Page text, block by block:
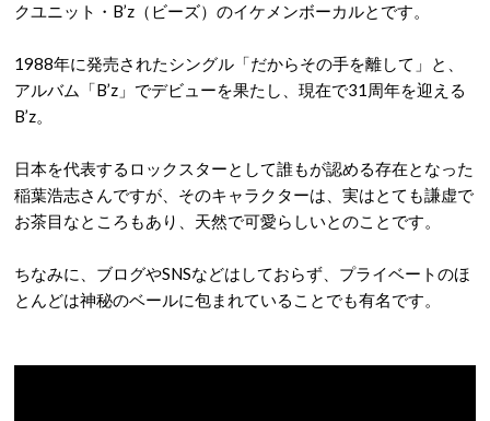
クユニット・B’z（ビーズ）のイケメンボーカルとです。
1988年に発売されたシングル「だからその手を離して」と、
アルバム「B’z」でデビューを果たし、現在で31周年を迎える
B’z。
日本を代表するロックスターとして誰もが認める存在となった
稲葉浩志さんですが、そのキャラクターは、実はとても謙虚で
お茶目なところもあり、天然で可愛らしいとのことです。
ちなみに、ブログやSNSなどはしておらず、プライベートのほ
とんどは神秘のベールに包まれていることでも有名です。